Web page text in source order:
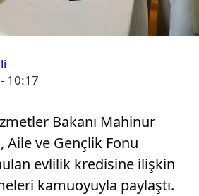
10:17
Bakanı Mahinur
Aile ve Gençlik Fonu
evlilik kredisine ilişkin
kamuoyuyla paylaştı.